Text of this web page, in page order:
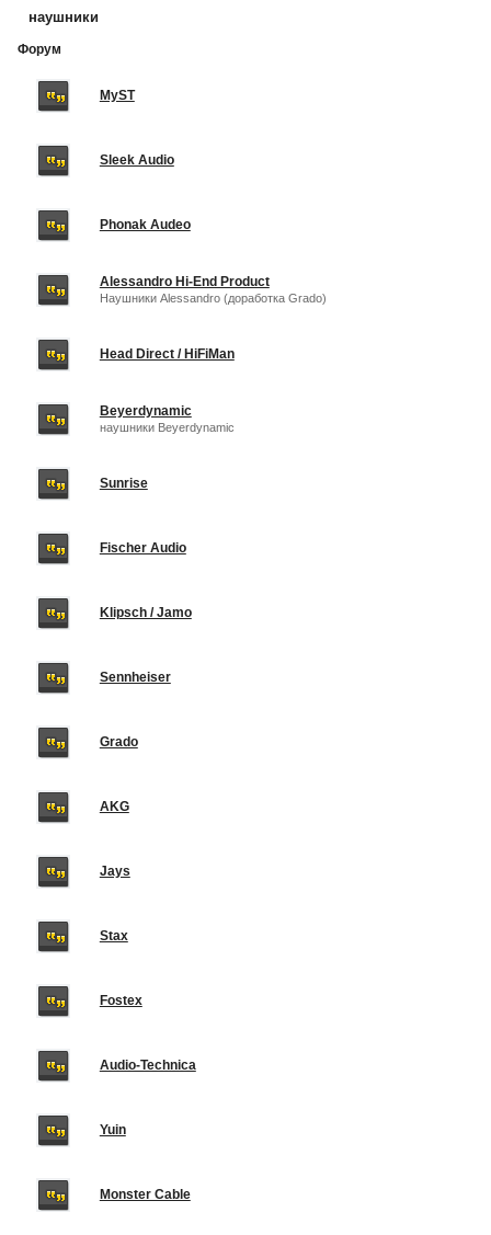
наушники
Форум
MyST
Sleek Audio
Phonak Audeo
Alessandro Hi-End Product
Наушники Alessandro (доработка Grado)
Head Direct / HiFiMan
Beyerdynamic
наушники Beyerdynamic
Sunrise
Fischer Audio
Klipsch / Jamo
Sennheiser
Grado
AKG
Jays
Stax
Fostex
Audio-Technica
Yuin
Monster Cable